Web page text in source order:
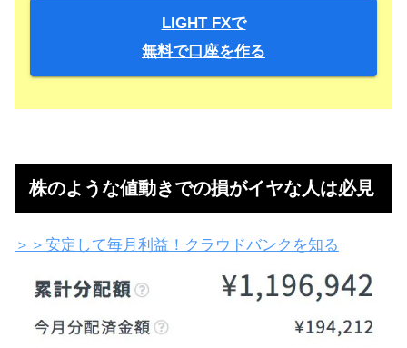
今ならキャンペーンで最大1,003,000円も
らえてお得！
＼ 最大1,003,000円もらう ／
無料で口座を作る